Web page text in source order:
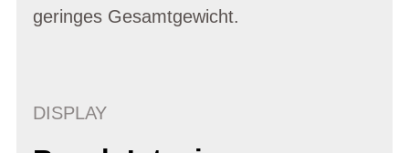
geringes Gesamtgewicht.
DISPLAY